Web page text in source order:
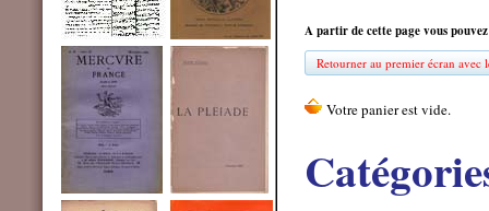
A partir de cette page vous
Retourner au premier écran avec